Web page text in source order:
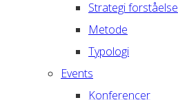
Strategi forståelse
Metode
Typologi
Events
Konferencer